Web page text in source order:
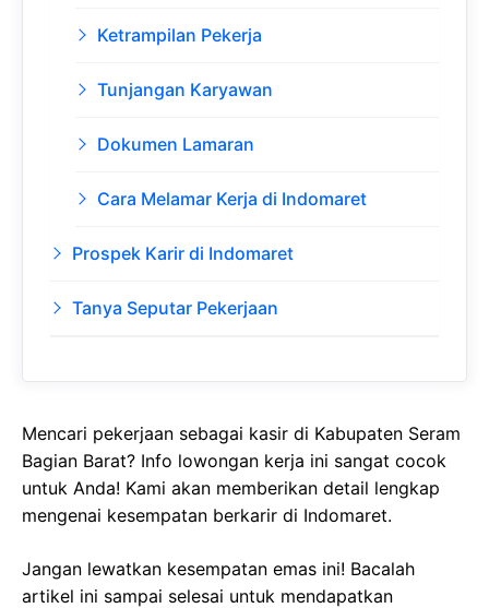
Ketrampilan Pekerja
Tunjangan Karyawan
Dokumen Lamaran
Cara Melamar Kerja di Indomaret
Prospek Karir di Indomaret
Tanya Seputar Pekerjaan
Mencari pekerjaan sebagai kasir di Kabupaten Seram
Bagian Barat? Info lowongan kerja ini sangat cocok
untuk Anda! Kami akan memberikan detail lengkap
mengenai kesempatan berkarir di Indomaret.
Jangan lewatkan kesempatan emas ini! Bacalah
artikel ini sampai selesai untuk mendapatkan